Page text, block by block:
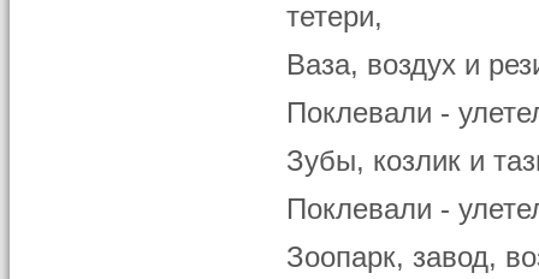
тетери,
Ваза, воздух и
Поклевали -
Зубы, козлик и
Поклевали -
Зоопарк, завод,